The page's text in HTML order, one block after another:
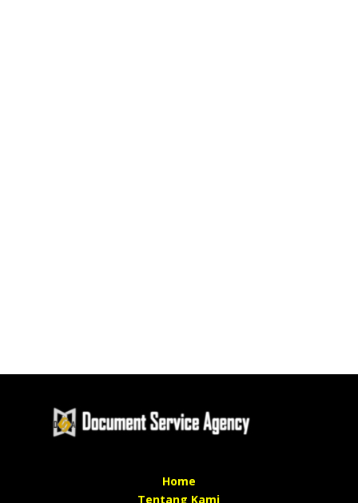
Home
Tentang Kami